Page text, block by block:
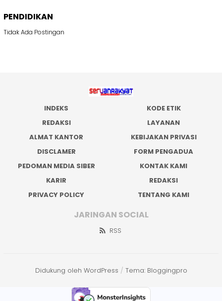
PENDIDIKAN
Tidak Ada Postingan
INDEKS
KODE ETIK
REDAKSI
LAYANAN
ALMAT KANTOR
KEBIJAKAN PRIVASI
DISCLAMER
FORM PENGADUA
PEDOMAN MEDIA SIBER
KONTAK KAMI
KARIR
REDAKSI
PRIVACY POLICY
TENTANG KAMI
JARINGAN SOCIAL
RSS
Didukung oleh WordPress / Tema: Bloggingpro